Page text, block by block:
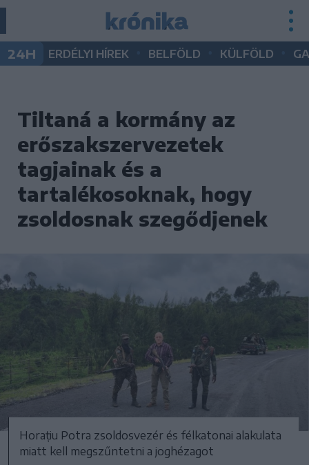
24H ERDÉLYI HÍREK BELFÖLD KÜLFÖLD
Tiltaná a kormány az
erőszakszervezetek
tagjainak és a
tartalékosoknak, hogy
zsoldosnak szegődjenek
Horațiu Potra zsoldosvezér és félkatonai alakulata
miatt kell megszűntetni a joghézagot